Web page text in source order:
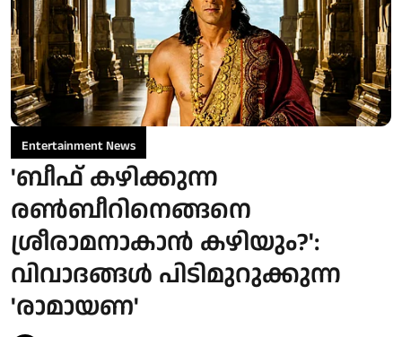
Entertainment News
'ബീഫ് കഴിക്കുന്ന
രൺബീറിനെങ്ങനെ
ശ്രീരാമനാകാൻ കഴിയും?':
വിവാദങ്ങൾ പിടിമുറുക്കുന്ന
'രാമായണ'